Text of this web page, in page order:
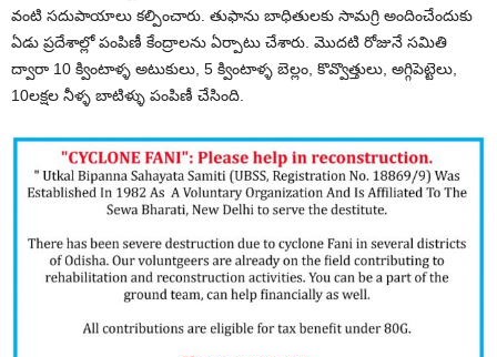
వంటి సదుపాయాలు కల్పించారు. తుఫాను బాధితులకు సామగ్రి అందించేందుకు
ఏడు ప్రదేశాల్లో పంపిణీ కేంద్రాలను ఏర్పాటు చేశారు. మొదటి రోజునే సమితి
ద్వారా 10 క్వింటాళ్ళ అటుకులు, 5 క్వింటాళ్ళ బెల్లం, కొవ్వొత్తులు, అగ్గిపెట్టెలు,
10లక్షల నీళ్ళ బాటిళ్ళు పంపిణీ చేసింది.